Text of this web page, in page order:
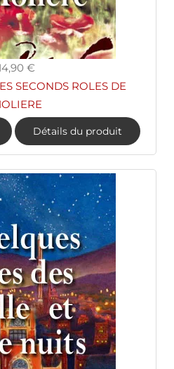
€
SECONDS ROLES DE
Détails du produit